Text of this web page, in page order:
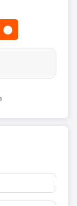
не дозволені.